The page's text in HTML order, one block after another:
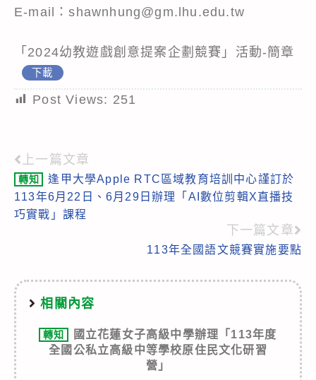
E-mail：shawnhung@gm.lhu.edu.tw
「2024幼教遊戲創意提案企劃競賽」活動-簡章
下載
Post Views: 251
Read
more
articles
上一篇文章
轉知
逢甲大學Apple RTC區域教育培訓中心謹訂於
113年6月22日、6月29日辦理「AI數位剪輯X直播技
巧實戰」課程
下一篇文章
113年全國語文競賽實施要點
相關內容
轉知
國立花蓮女子高級中學辦理「113年度
全國公私立高級中等學校原住民文化研習
營」